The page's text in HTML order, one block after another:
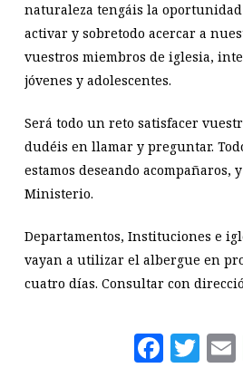
naturaleza tengáis la
activar y sobretodo acercar a
vuestros miembros de iglesia,
jóvenes y adolescentes.
Será todo un reto satisfacer
dudéis en llamar y preguntar.
estamos deseando acompañaros,
Ministerio.
Departamentos, Instituciones e
vayan a utilizar el albergue en
cuatro días. Consultar con